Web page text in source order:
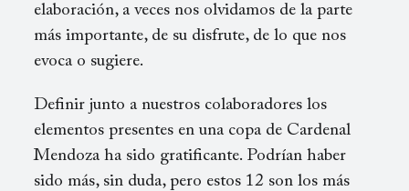
elaboración, a veces nos olvidamos de la parte
más importante, de su disfrute, de lo que nos
evoca o sugiere.
Definir junto a nuestros colaboradores los
elementos presentes en una copa de Cardenal
Mendoza ha sido gratificante. Podrían haber
sido más, sin duda, pero estos 12 son los más